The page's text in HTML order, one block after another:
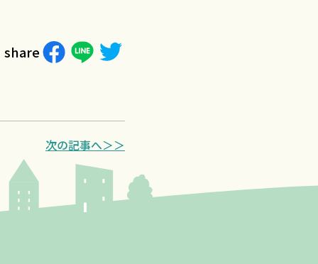
share
次の記事へ＞＞